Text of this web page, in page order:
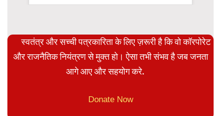
स्वतंत्र और सच्ची पत्रकारिता के लिए ज़रूरी है कि वो कॉरपोरेट
और राजनैतिक नियंत्रण से मुक्त हो। ऐसा तभी संभव है जब जनता
आगे आए और सहयोग करे.
Donate Now